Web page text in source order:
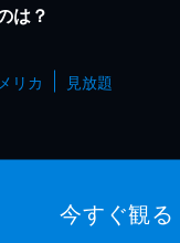
は？
リカ 見放題
今すぐ観る